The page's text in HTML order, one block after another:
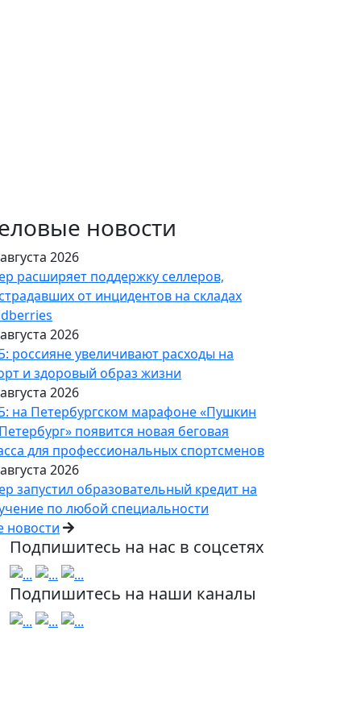
новости
2026
расширяет поддержку селлеров,
от инцидентов на складах
2026
россияне увеличивают расходы на
и здоровый образ жизни
2026
на Петербургском марафоне «Пушкин
появится новая беговая
для профессиональных спортсменов
2026
запустил образовательный кредит на
по любой специальности
новости
Подпишитесь на нас в соцсетях
Подпишитесь на наши каналы